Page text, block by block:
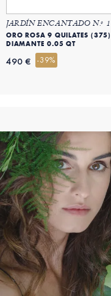
JARDÍN ENCANTADO N.º 1
ORO ROSA 9 QUILATES (375)
DIAMANTE 0.05 QT
490 € -39%